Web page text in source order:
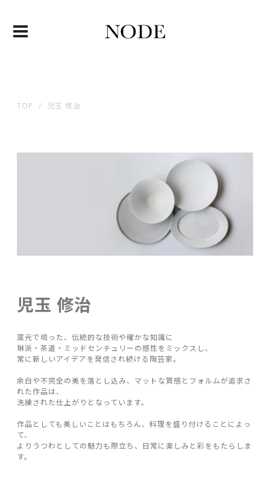
TOP 児玉 修治
児玉 修治
窯元で培った、伝統的な技術や確かな知識に
琳派・茶道・ミッドセンチュリーの感性をミックスし、
常に新しいアイデアを発信され続ける陶芸家。
余白や不完全の美を落とし込み、マットな質感とフォルムが追求さ
れた作品は、
洗練された仕上がりとなっています。
作品としても美しいことはもちろん、料理を盛り付けることによっ
て、
よりうつわとしての魅力も際立ち、日常に楽しみと彩をもたらしま
す。